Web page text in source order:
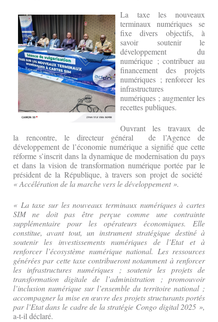
La taxe les nouveaux
terminaux numériques
se
fixe divers objectifs, à
savoir soutenir le
développement du
numérique ; contribuer au
financement des projets
numériques ; renforcer les
infrastructures
numériques ; augmenter les
recettes publiques.
Ouvrant les travaux de
la rencontre, le directeur général de l’Agence de
développement de l’économie numérique a signifié que cette
réforme s’inscrit dans la dynamique de modernisation du pays
et dans la vision de transformation numérique portée par le
président de la République, à travers son projet de société
« Accélération de la marche vers le développement ».
« La taxe sur les nouveaux terminaux numériques à cartes
SIM ne doit pas être perçue comme une contrainte
supplémentaire pour les opérateurs économiques. Elle
constitue, avant tout, un instrument stratégique destiné à
soutenir les investissements numériques de l’Etat et à
renforcer l’écosystème numérique national. Les ressources
générées par cette taxe contribueront notamment à renforcer
les infrastructures numériques ; soutenir les projets de
transformation digitale de l’administration ; promouvoir
l’inclusion numérique sur l’ensemble du territoire national ;
accompagner la mise en œuvre des projets structurants portés
par l’Etat dans le cadre de la stratégie Congo digital 2025 »,
a-t-il déclaré.